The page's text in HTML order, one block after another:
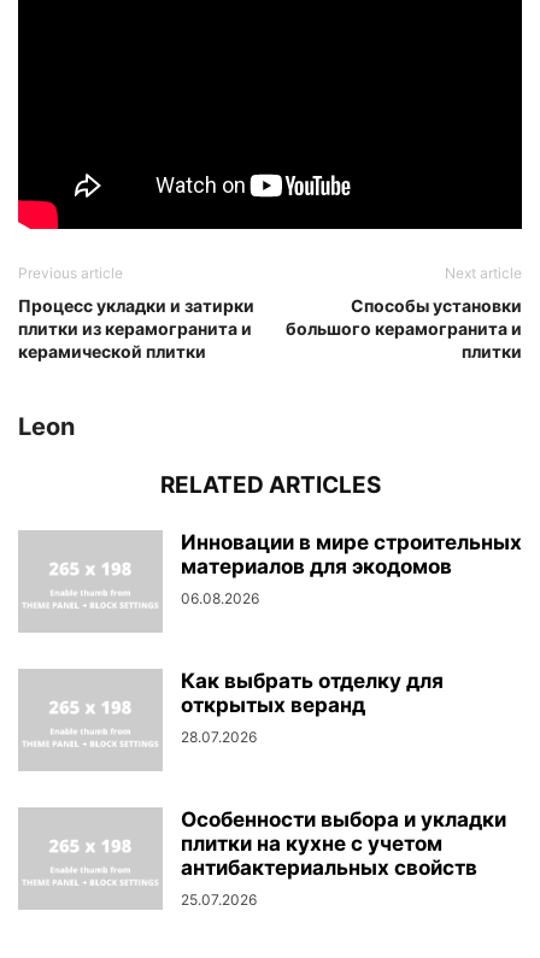
Previous article
Процесс укладки и затирки
плитки из керамогранита и
керамической плитки
Next article
Способы установки
большого керамогранита и
плитки
Leon
RELATED ARTICLES
Инновации в мире строительных
материалов для экодомов
06.08.2026
Как выбрать отделку для
открытых веранд
28.07.2026
Особенности выбора и укладки
плитки на кухне с учетом
антибактериальных свойств
25.07.2026